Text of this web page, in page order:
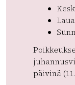
päivinä